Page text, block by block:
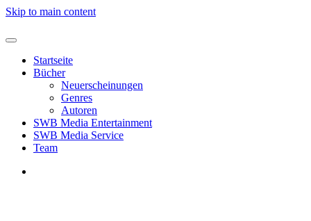
Skip to main content
Startseite
Bücher
Neuerscheinungen
Genres
Autoren
SWB Media Entertainment
SWB Media Service
Team